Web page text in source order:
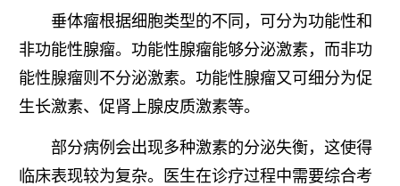
垂体瘤根据细胞类型的不同，可分为功能性和
非功能性腺瘤。功能性腺瘤能够分泌激素，而非功
能性腺瘤则不分泌激素。功能性腺瘤又可细分为促
生长激素、促肾上腺皮质激素等。
部分病例会出现多种激素的分泌失衡，这使得
临床表现较为复杂。医生在诊疗过程中需要综合考